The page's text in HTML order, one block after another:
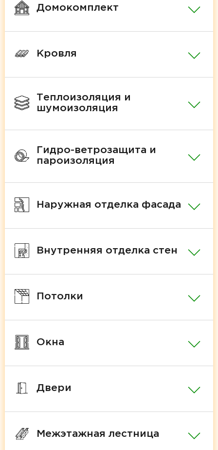
Домокомплект
Кровля
Теплоизоляция и
шумоизоляция
Гидро-ветрозащита и
пароизоляция
Наружная отделка фасада
Внутренняя отделка стен
Потолки
Окна
Двери
Межэтажная лестница